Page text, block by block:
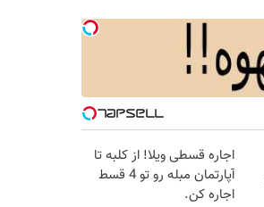
اجاره‌ قسطی ویلا! از کلبه تا
آپارتمان مبله رو تو 4 قسط
اجاره کن.